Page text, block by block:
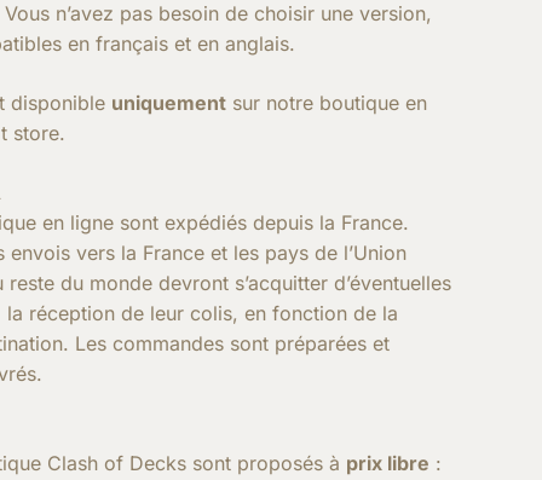
n’avez pas besoin de choisir une version,
en français et en anglais.
disponible uniquement sur notre boutique en
store.
en ligne sont expédiés depuis la France.
vers la France et les pays de l’Union
du monde devront s’acquitter d’éventuelles
réception de leur colis, en fonction de la
Les commandes sont préparées et
Clash of Decks sont proposés à prix libre :